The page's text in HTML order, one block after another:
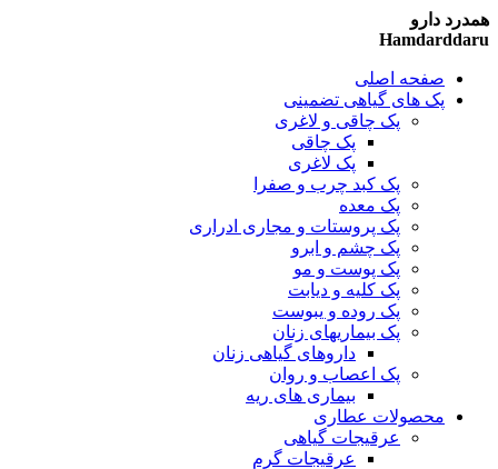
همدرد دارو
Hamdarddaru
صفحه اصلی
پک های گیاهی تضمینی
پک چاقی و لاغری
پک چاقی
پک لاغری
پک کبد چرب و صفرا
پک معده
پک پروستات و مجاری ادراری
پک چشم و ابرو
پک پوست و مو
پک کلیه و دیابت
پک روده و یبوست
پک بیماریهای زنان
داروهای گیاهی زنان
پک اعصاب و روان
بیماری های ریه
محصولات عطاری
عرقیجات گیاهی
عرقیجات گرم